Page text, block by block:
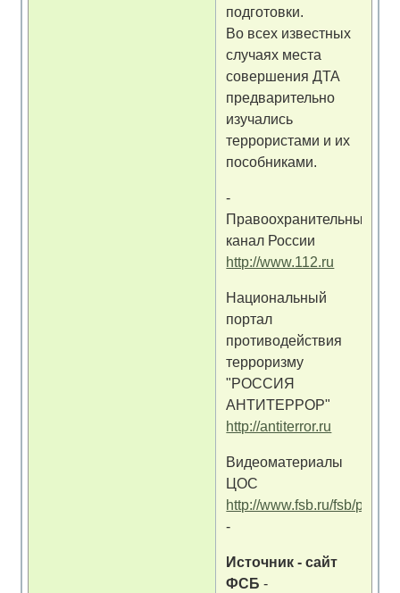
подготовки.
Во всех известных
случаях места
совершения ДТА
предварительно
изучались
террористами и их
пособниками.
-
Правоохранительный
канал России
http://www.112.ru
Национальный
портал
противодействия
терроризму
"РОССИЯ
АНТИТЕРРОР"
http://antiterror.ru
Видеоматериалы
ЦОС
http://www.fsb.ru/fsb/press/
-
Источник - сайт
ФСБ -